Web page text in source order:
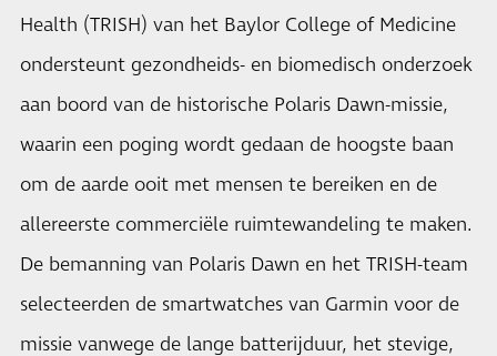
Health (TRISH) van het Baylor College of Medicine
ondersteunt gezondheids- en biomedisch onderzoek
aan boord van de historische Polaris Dawn-missie,
waarin een poging wordt gedaan de hoogste baan
om de aarde ooit met mensen te bereiken en de
allereerste commerciële ruimtewandeling te maken.
De bemanning van Polaris Dawn en het TRISH-team
selecteerden de smartwatches van Garmin voor de
missie vanwege de lange batterijduur, het stevige,